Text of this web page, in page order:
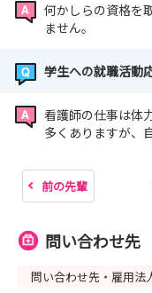
何かしらの資格を
ません。
学生への就職活動
看護師の仕事は体
多くありますが、
前の先輩
問い合わせ先
問い合わせ先・雇用法